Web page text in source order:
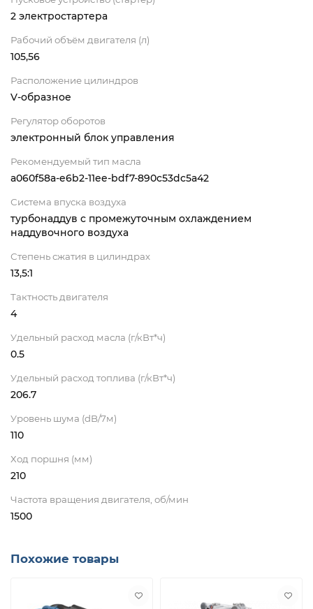
2 электростартера
Рабочий объём двигателя (л)
105,56
Расположение цилиндров
V-образное
Регулятор оборотов
электронный блок управления
Рекомендуемый тип масла
a060f58a-e6b2-11ee-bdf7-890c53dc5a42
Система впуска воздуха
турбонаддув с промежуточным охлаждением
наддувочного воздуха
Степень сжатия в цилиндрах
13,5:1
Тактность двигателя
4
Удельный расход масла (г/кВт*ч)
0.5
Удельный расход топлива (г/кВт*ч)
206.7
Уровень шума (dB/7м)
110
Ход поршня (мм)
210
Частота вращения двигателя, об/мин
1500
Похожие товары